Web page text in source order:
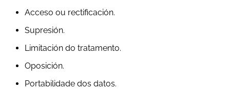
Acceso ou rectificación.
Supresión.
Limitación do tratamento.
Oposición.
Portabilidade dos datos.